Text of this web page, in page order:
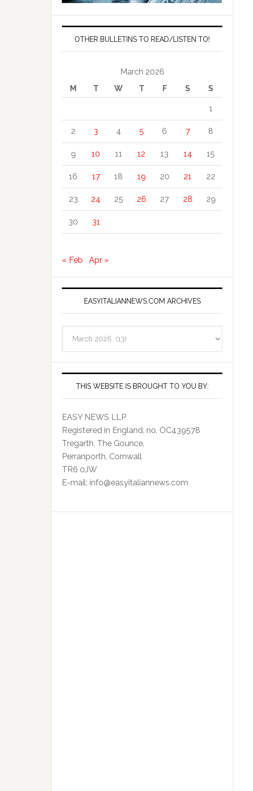
OTHER BULLETINS TO READ/LISTEN TO!
March 2026
M
T W T F S S
1
2 3 4 5 6 7 8
9 10 11 12 13 14 15
16 17 18 19 20 21 22
23 24 25 26 27 28 29
30 31
« Feb Apr »
EASYITALIANNEWS.COM ARCHIVES
Archives
THIS WEBSITE IS BROUGHT TO YOU BY:
EASY NEWS LLP
Registered in England, no. OC439578
Tregarth, The Gounce,
Perranporth, Cornwall
TR6 0JW
E-mail: info@easyitaliannews.com